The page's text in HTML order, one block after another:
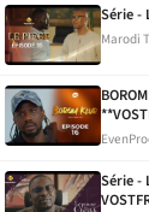
Série -
Marodi
Série -